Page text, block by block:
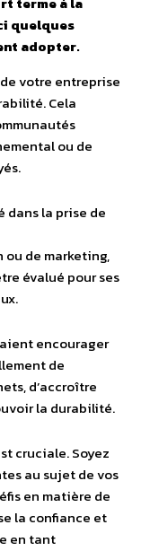
quelques
adopter.
votre entreprise
Cela
ou de
dans la prise de
de marketing,
évalué pour ses
encourager
de
d’accroître
la durabilité.
cruciale. Soyez
au sujet de vos
en matière de
la confiance et
en tant